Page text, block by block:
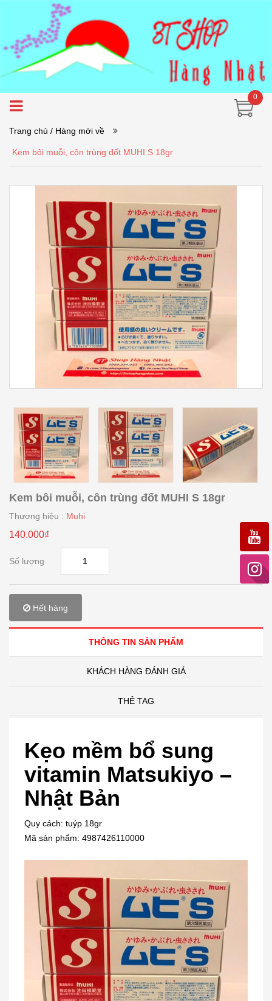
0
Trang chủ / Hàng mới về
Kem bôi muỗi, côn trùng đốt MUHI S 18gr
Kem bôi muỗi, côn trùng đốt MUHI S 18gr
Thương hiệu : Muhi
140.000₫
Số lượng
Hết hàng
THÔNG TIN SẢN PHẨM
KHÁCH HÀNG ĐÁNH GIÁ
THẺ TAG
Kẹo mềm bổ sung
vitamin Matsukiyo –
Nhật Bản
Quy cách: tuýp 18gr
Mã sản phẩm: 4987426110000